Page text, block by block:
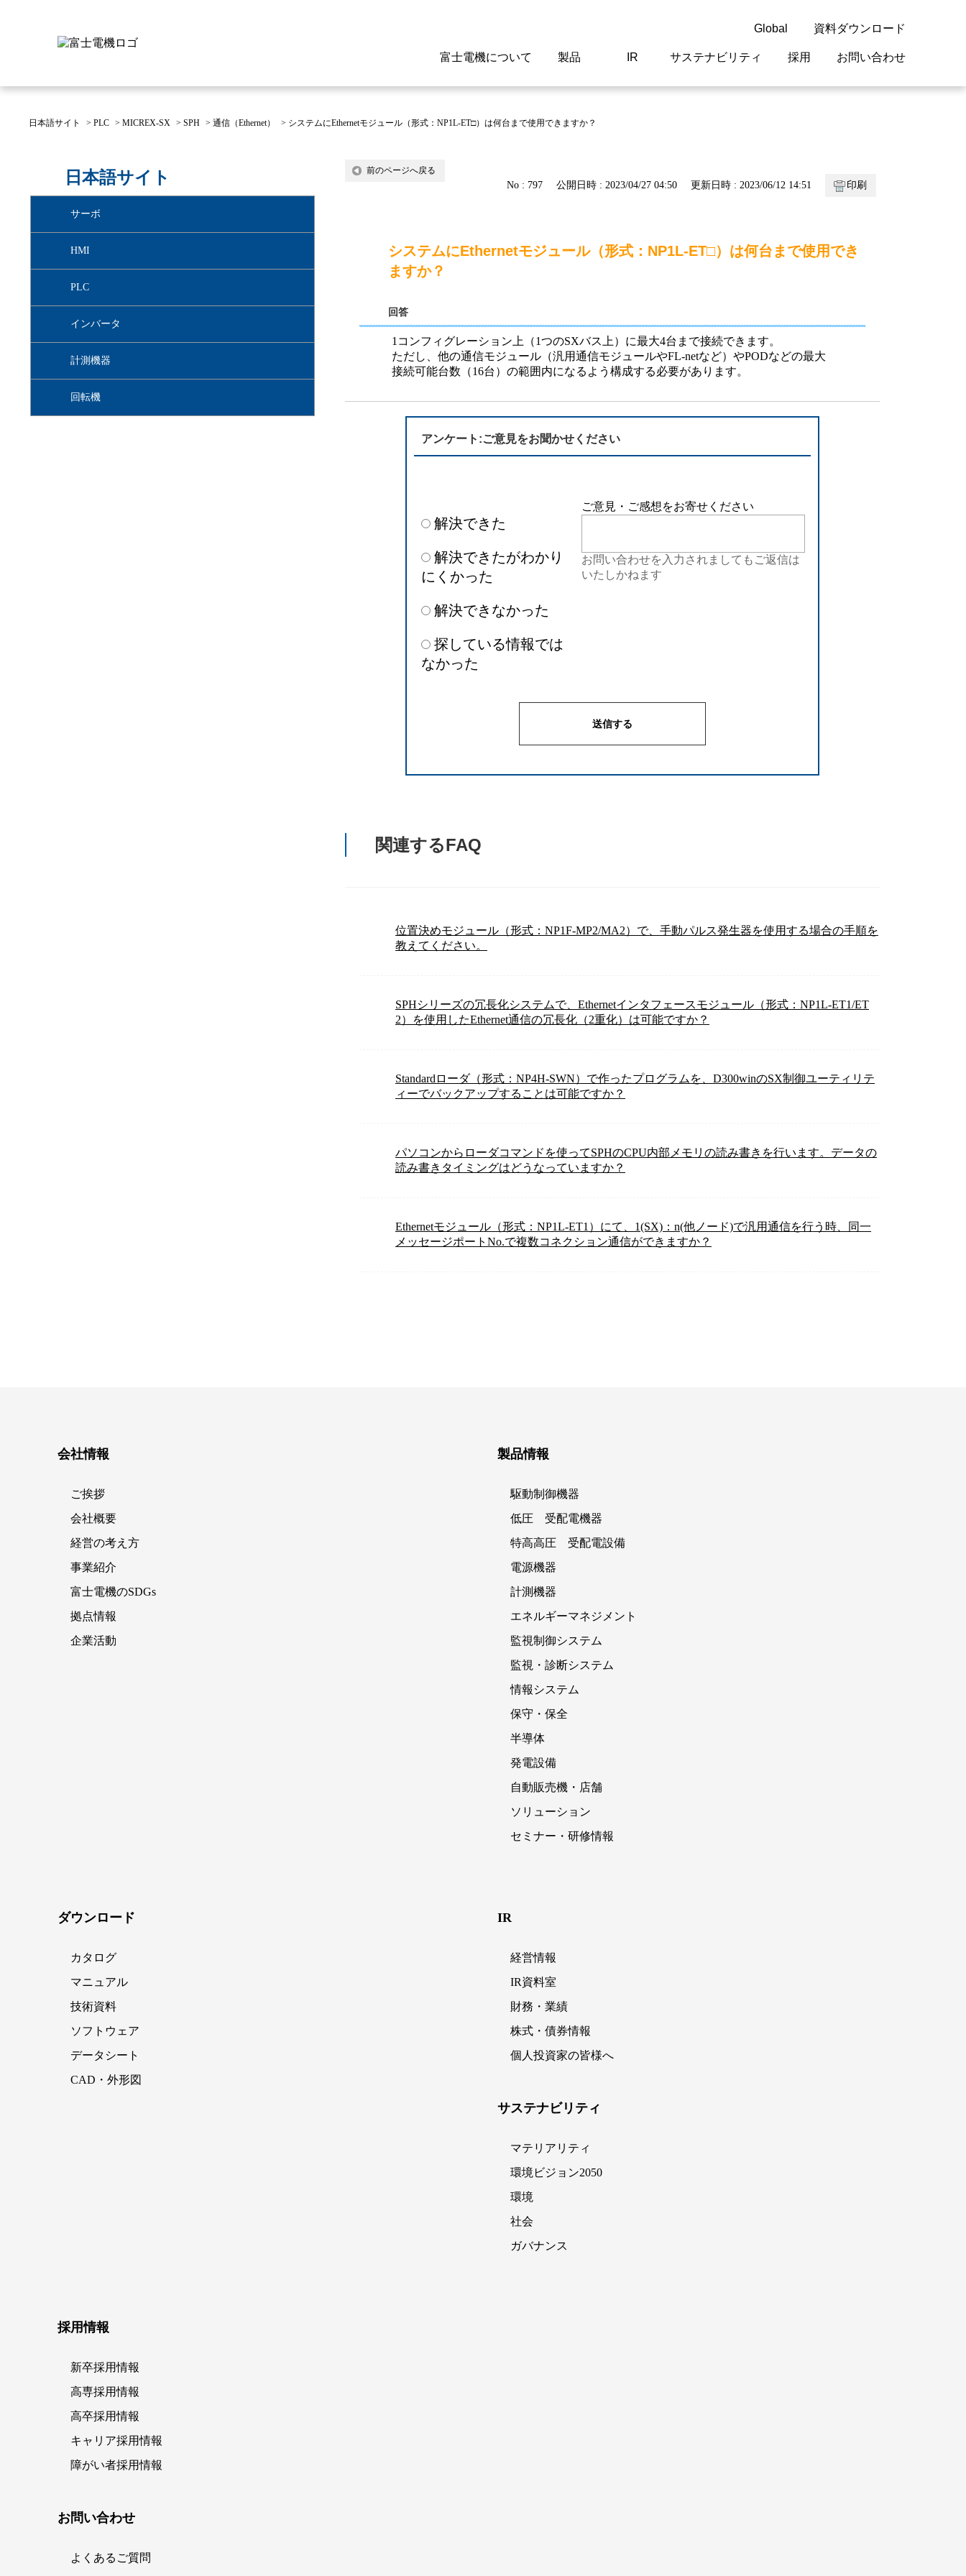
Global
閉じる
資料ダウンロード
富士電機について
富士電機についてのトップ
へ
ご挨拶
企業活動
製品
駆動制御機器
監視制御システム
半導体 発電設備
自動販売機・店舗 ソリューション
セミナー・研修情報
IR
株主・投資家情報のトップ
へ
経営情報
サステナビリティ
サステナビリティのトップ
へ
マテリアリティ
採用
新卒採用情報
お問い合わせ
よくあるご質問
日本語サイト > PLC > MICREX-SX > SPH > 通信（Ethernet） > システムにEthernetモジュール（形式：NP1L-ET□）は何台まで使用できますか？
日本語サイト
サーボ
HMI
PLC
インバータ
計測機器
回転機
前のページへ戻る
No : 797 公開日時 : 2023/04/27 04:50 更新日時 : 2023/06/12 14:51 印刷
システムにEthernetモジュール（形式：NP1L-ET□）は何台まで使用でき
ますか？
回答
1コンフィグレーション上（1つのSXバス上）に最大4台まで接続できます。
ただし、他の通信モジュール（汎用通信モジュールやFL-netなど）やPODなどの最大
接続可能台数（16台）の範囲内になるよう構成する必要があります。
アンケート:ご意見をお聞かせください
解決できた
解決できたがわかり
にくかった
解決できなかった
探している情報では
なかった
ご意見・ご感想をお寄せください
お問い合わせを入力されましてもご返信は
いたしかねます
関連するFAQ
位置決めモジュール（形式：NP1F-MP2/MA2）で、手動パルス発生器を使用する場合の手順を
教えてください。
SPHシリーズの冗長化システムで、Ethernetインタフェースモジュール（形式：NP1L-ET1/ET
2）を使用したEthernet通信の冗長化（2重化）は可能ですか？
Standardローダ（形式：NP4H-SWN）で作ったプログラムを、D300winのSX制御ユーティリテ
ィーでバックアップすることは可能ですか？
パソコンからローダコマンドを使ってSPHのCPU内部メモリの読み書きを行います。データの
読み書きタイミングはどうなっていますか？
Ethernetモジュール（形式：NP1L-ET1）にて、1(SX)：n(他ノード)で汎用通信を行う時、同一
メッセージポートNo.で複数コネクション通信ができますか？
会社情報
ご挨拶
会社概要
経営の考え方
事業紹介
富士電機のSDGs
拠点情報
企業活動
製品情報
駆動制御機器
低圧 受配電機器
特高高圧 受配電設備
電源機器
計測機器
エネルギーマネジメント
監視制御システム
監視・診断システム
情報システム
保守・保全
半導体
発電設備
自動販売機・店舗
ソリューション
セミナー・研修情報
ダウンロード
カタログ
マニュアル
技術資料
ソフトウェア
データシート
CAD・外形図
IR
経営情報
IR資料室
財務・業績
株式・債券情報
個人投資家の皆様へ
サステナビリティ
マテリアリティ
環境ビジョン2050
環境
社会
ガバナンス
採用情報
新卒採用情報
高専採用情報
高卒採用情報
キャリア採用情報
障がい者採用情報
お問い合わせ
よくあるご質問